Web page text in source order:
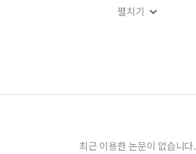
펼치기
최근 이용한 논문이 없습니다.